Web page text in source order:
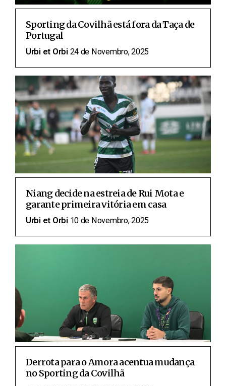
Sporting da Covilhã está fora da Taça de
Portugal
Urbi et Orbi 24 de Novembro, 2025
Niang decide na estreia de Rui Mota e
garante primeira vitória em casa
Urbi et Orbi 10 de Novembro, 2025
Derrota para o Amora acentua mudança
no Sporting da Covilhã